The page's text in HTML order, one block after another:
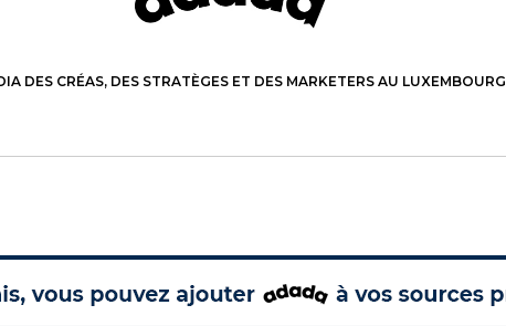
DES CRÉAS, DES STRATÈGES ET DES MARKETERS AU LUXEMBOURG